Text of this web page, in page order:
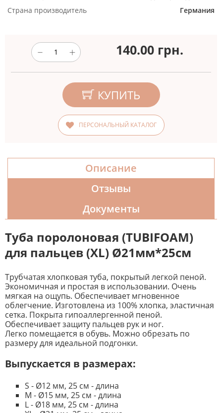
Страна производитель
Германия
140.00 грн.
КУПИТЬ
ПЕРСОНАЛЬНЫЙ КАТАЛОГ
Описание
Отзывы
Документы
Туба поролоновая (TUBIFOAM)
для пальцев (XL) Ø21мм*25см
Трубчатая хлопковая туба, покрытый легкой пеной.
Экономичная и простая в использовании. Очень
мягкая на ощупь. Обеспечивает мгновенное
облегчение. Изготовлена из 100% хлопка, эластичная
сетка. Покрыта гипоаллергенной пеной.
Обеспечивает защиту пальцев рук и ног.
Легко помещается в обувь. Можно обрезать по
размеру для идеальной подгонки.
Выпускается в размерах:
S - Ø12 мм, 25 см - длина
M - Ø15 мм, 25 см - длина
L - Ø18 мм, 25 см - длина